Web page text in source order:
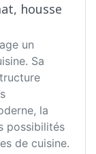
housse
un
Sa
la
possibilités
de cuisine.